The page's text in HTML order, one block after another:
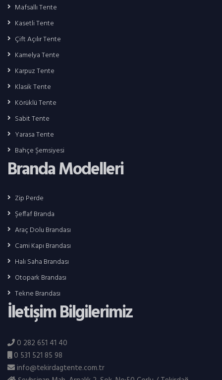
Mafsallı Tente
Kasetli Tente
Çift Açılır Tente
Kamelya Tente
Karpuz Tente
Klasik Tente
Körüklü Tente
Sabit Tente
Yarasa Tente
Bahçe Şemsiyesi
Branda Modelleri
Zip Perde
Şeffaf Branda
Araç Dolu Brandası
Cami Kapı Brandası
Halı Saha Brandası
Otopark Brandası
Tekne Brandası
İletişim Bilgilerimiz
0 282 651 41 40
0 531 521 85 98
info@tekirdagtente.com.tr